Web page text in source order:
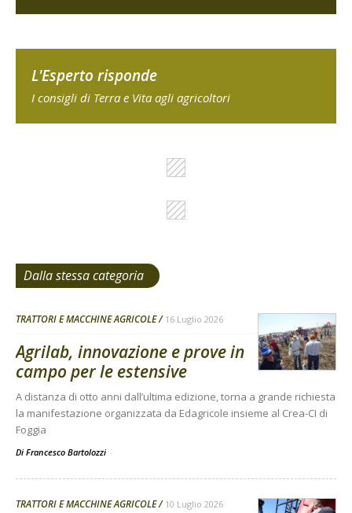
L'Esperto risponde
I consigli di Terra e Vita agli agricoltori
Dalla stessa categoria
TRATTORI E MACCHINE AGRICOLE 16 Luglio 2026
Agrilab, innovazione e prove in
campo per le estensive
A distanza di otto anni dall’ultima edizione, torna a grande richiesta
la manifestazione organizzata da Edagricole insieme al Crea-CI di
Foggia
Di Francesco Bartolozzi -
TRATTORI E MACCHINE AGRICOLE 10 Luglio 2026